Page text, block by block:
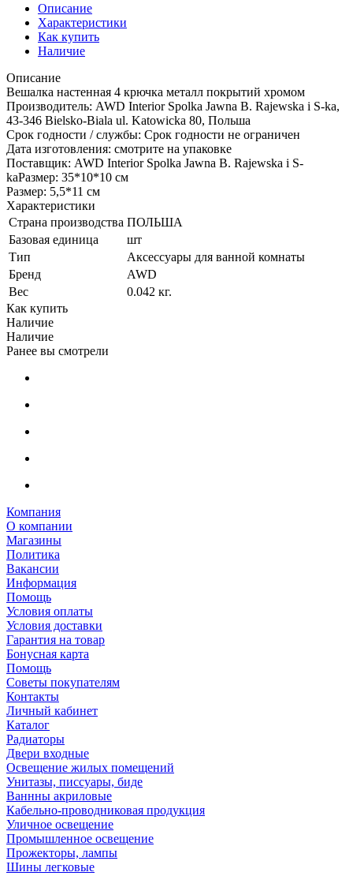
Описание
Характеристики
Как купить
Наличие
Описание
Вешалка настенная 4 крючка металл покрытий хромом
Производитель: AWD Interior Spolka Jawna B. Rajewska i S-ka,
43-346 Bielsko-Biala ul. Katowicka 80, Польша
Срок годности / службы: Срок годности не ограничен
Дата изготовления: смотрите на упаковке
Поставщик: AWD Interior Spolka Jawna B. Rajewska i S-
kaРазмер: 35*10*10 см
Размер: 5,5*11 см
Характеристики
Страна производства ПОЛЬША
Базовая единица
шт
Тип
Аксессуары для ванной комнаты
Бренд
AWD
Вес
0.042 кг.
Как купить
Наличие
Наличие
Ранее вы смотрели
Компания
О компании
Магазины
Политика
Вакансии
Информация
Помощь
Условия оплаты
Условия доставки
Гарантия на товар
Бонусная карта
Помощь
Советы покупателям
Контакты
Личный кабинет
Каталог
Радиаторы
Двери входные
Освещение жилых помещений
Унитазы, писсуары, биде
Ваннны акриловые
Кабельно-проводниковая продукция
Уличное освещение
Промышленное освещение
Прожекторы, лампы
Шины легковые